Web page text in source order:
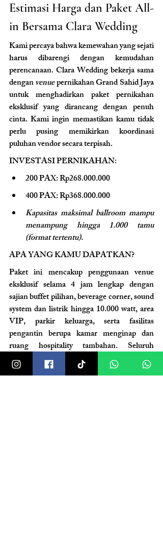
Estimasi Harga dan Paket All-
in Bersama Clara Wedding
Kami percaya bahwa kemewahan yang sejati
harus dibarengi dengan kemudahan
perencanaan. Clara Wedding bekerja sama
dengan venue pernikahan Grand Sahid Jaya
untuk menghadirkan paket pernikahan
eksklusif yang dirancang dengan penuh
cinta. Kami ingin memastikan kamu tidak
perlu pusing memikirkan koordinasi
puluhan vendor secara terpisah.
INVESTASI PERNIKAHAN:
200 PAX: Rp268.000.000
400 PAX: Rp368.000.000
Kapasitas maksimal ballroom mampu
menampung hingga 1.000 tamu
(format tertentu).
APA YANG KAMU DAPATKAN?
Paket ini mencakup penggunaan venue
eksklusif selama 4 jam lengkap dengan
sajian buffet pilihan, beverage corner, sound
system dan listrik hingga 10.000 watt, area
VIP, parkir keluarga, serta fasilitas
pengantin berupa kamar menginap dan
ruang hospitality tambahan. Seluruh
rangkaian acara dipercantik dengan
dekorasi pelaminan bunga segar, katering